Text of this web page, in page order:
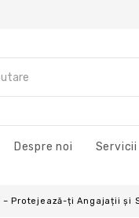
Despre noi Servicii
Protejează-ți Angajații și